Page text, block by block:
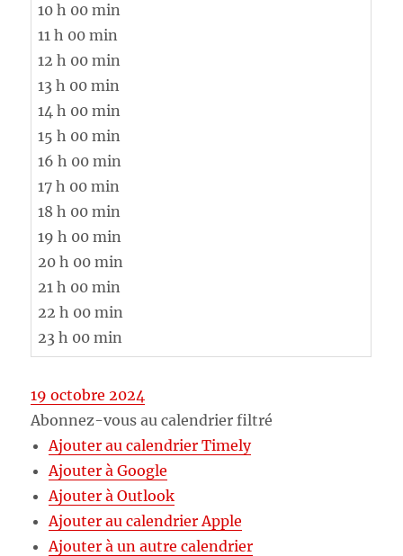
10 h 00 min
11 h 00 min
12 h 00 min
13 h 00 min
14 h 00 min
15 h 00 min
16 h 00 min
17 h 00 min
18 h 00 min
19 h 00 min
20 h 00 min
21 h 00 min
22 h 00 min
23 h 00 min
19 octobre 2024
Abonnez-vous au calendrier filtré
Ajouter au calendrier Timely
Ajouter à Google
Ajouter à Outlook
Ajouter au calendrier Apple
Ajouter à un autre calendrier